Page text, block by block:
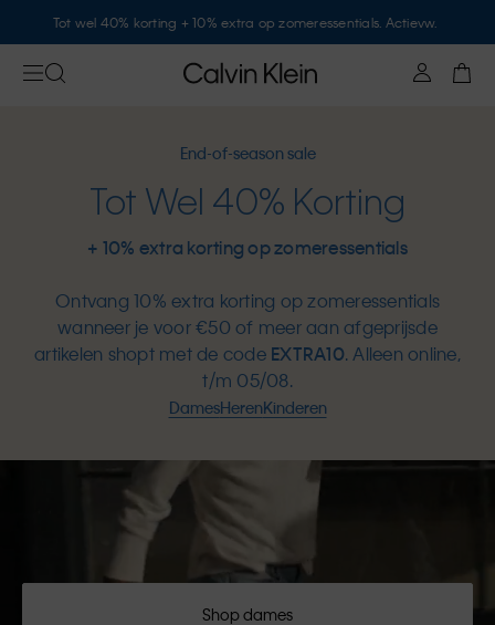
Tot wel 40% korting + 10% extra op zomeressentials. Actievw.
End-of-season sale
Tot Wel 40% Korting
+ 10% extra korting op zomeressentials
Ontvang 10% extra korting op zomeressentials
wanneer je voor €50 of meer aan afgeprijsde
artikelen shopt met de code EXTRA10. Alleen online,
t/m 05/08.
DamesHerenKinderen
Shop dames